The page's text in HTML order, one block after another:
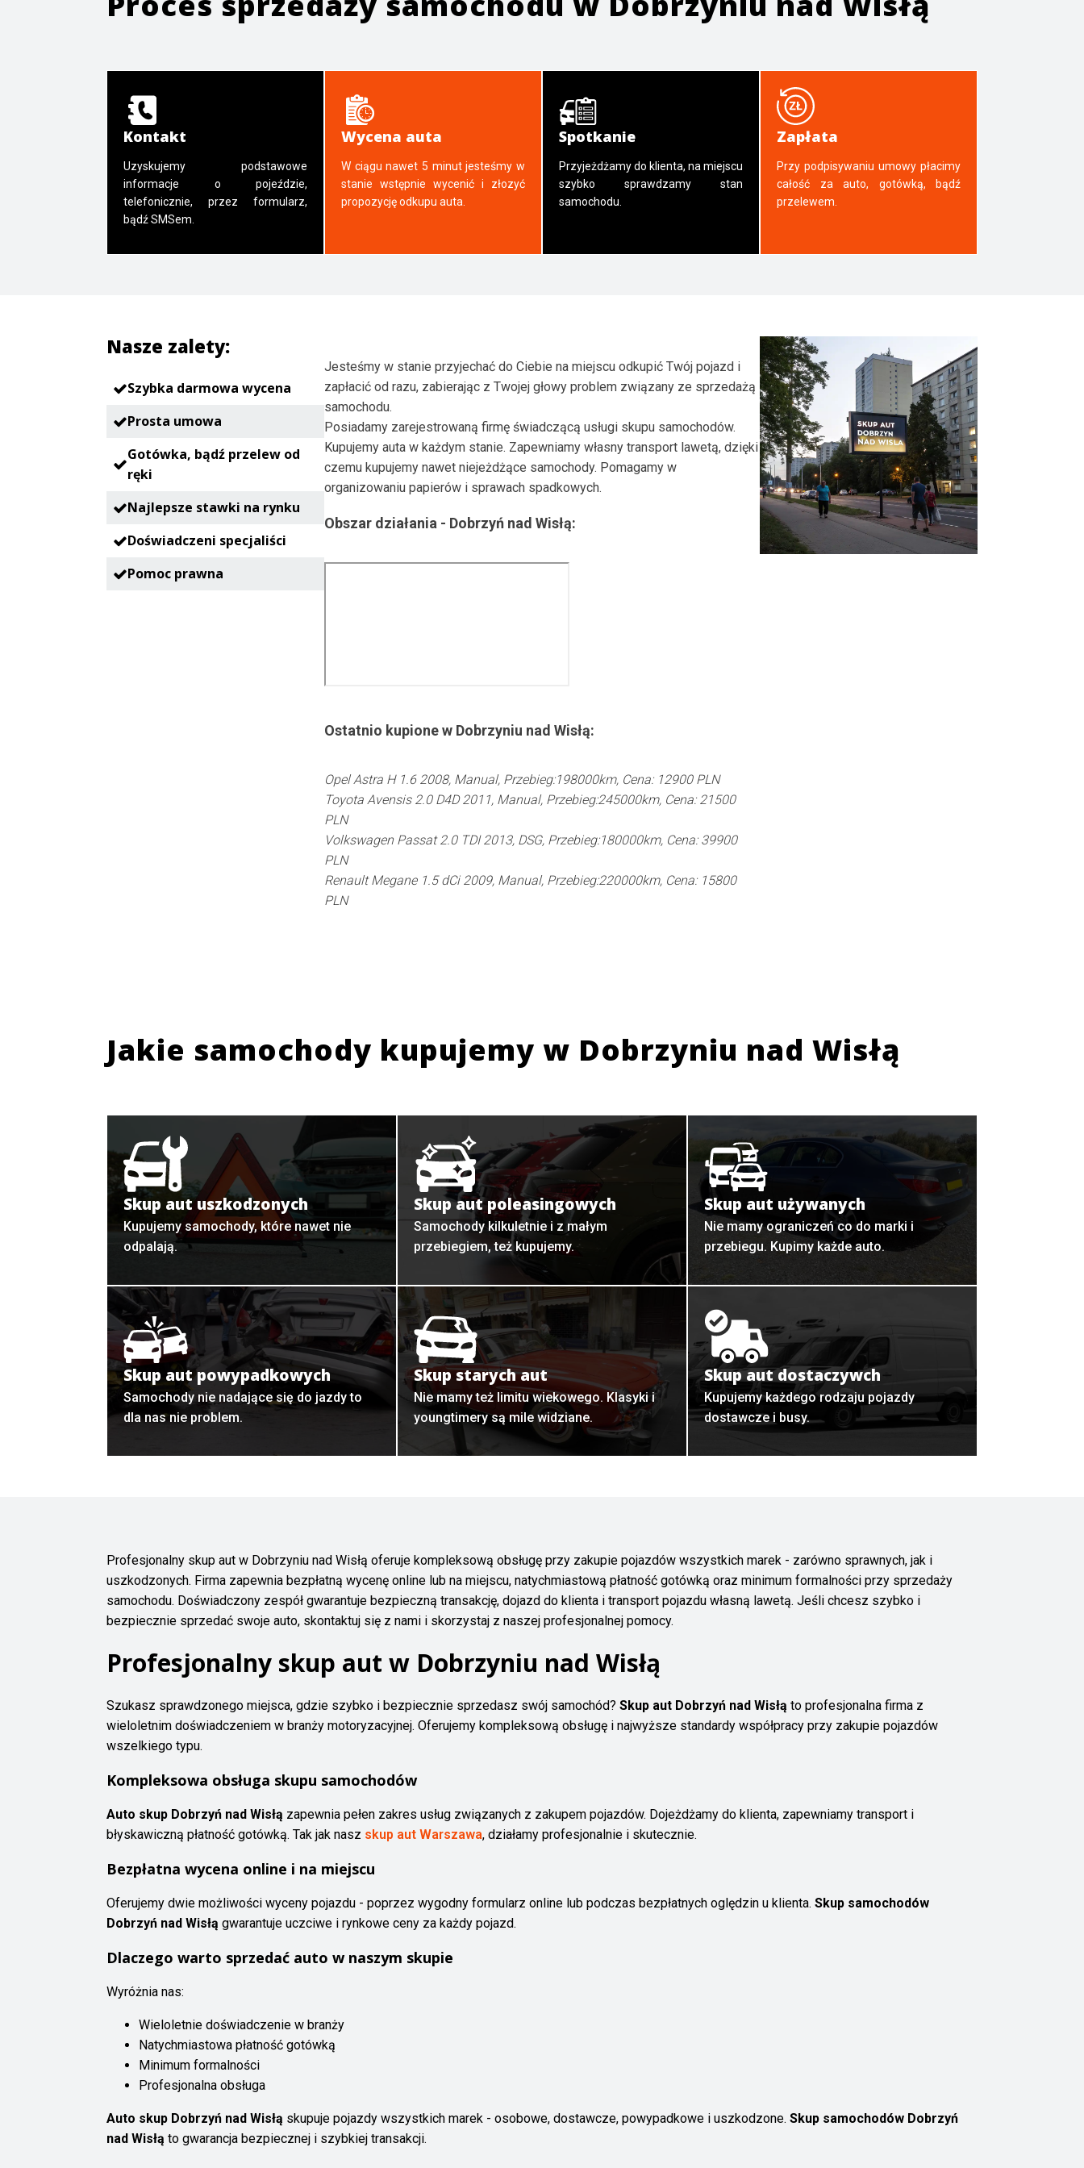
Kontakt
Uzyskujemy podstawowe
informacje o pojeździe,
telefonicznie, przez formularz,
bądź SMSem.
Wycena auta
W ciągu nawet 5 minut jesteśmy w
stanie wstępnie wycenić i złozyć
propozycję odkupu auta.
Spotkanie
Przyjeżdżamy do klienta, na miejscu
szybko sprawdzamy stan
samochodu.
Zapłata
Przy podpisywaniu umowy płacimy
całość za auto, gotówką, bądź
przelewem.
Nasze zalety:
Szybka darmowa wycena
Prosta umowa
Gotówka, bądź przelew od
ręki
Najlepsze stawki na rynku
Doświadczeni specjaliści
Pomoc prawna
Jesteśmy w stanie przyjechać do Ciebie na miejscu odkupić Twój pojazd i
zapłacić od razu, zabierając z Twojej głowy problem związany ze sprzedażą
samochodu.
Posiadamy zarejestrowaną firmę świadczącą usługi skupu samochodów.
Kupujemy auta w każdym stanie. Zapewniamy własny transport lawetą, dzięki
czemu kupujemy nawet niejeżdżące samochody. Pomagamy w
organizowaniu papierów i sprawach spadkowych.
Obszar działania - Dobrzyń nad Wisłą:
Ostatnio kupione w Dobrzyniu nad Wisłą:
Opel Astra H 1.6 2008, Manual, Przebieg:198000km, Cena: 12900 PLN
Toyota Avensis 2.0 D4D 2011, Manual, Przebieg:245000km, Cena: 21500
PLN
Volkswagen Passat 2.0 TDI 2013, DSG, Przebieg:180000km, Cena: 39900
PLN
Renault Megane 1.5 dCi 2009, Manual, Przebieg:220000km, Cena: 15800
PLN
Jakie samochody kupujemy w Dobrzyniu nad Wisłą
Skup aut uszkodzonych
Kupujemy samochody, które nawet nie
odpalają.
Skup aut poleasingowych
Samochody kilkuletnie i z małym
przebiegiem, też kupujemy.
Skup aut używanych
Nie mamy ograniczeń co do marki i
przebiegu. Kupimy każde auto.
Skup aut powypadkowych
Samochody nie nadające się do jazdy to
dla nas nie problem.
Skup starych aut
Nie mamy też limitu wiekowego. Klasyki i
youngtimery są mile widziane.
Skup aut dostaczywch
Kupujemy każdego rodzaju pojazdy
dostawcze i busy.
Profesjonalny skup aut w Dobrzyniu nad Wisłą oferuje kompleksową obsługę przy zakupie pojazdów wszystkich marek - zarówno sprawnych, jak i
uszkodzonych. Firma zapewnia bezpłatną wycenę online lub na miejscu, natychmiastową płatność gotówką oraz minimum formalności przy sprzedaży
samochodu. Doświadczony zespół gwarantuje bezpieczną transakcję, dojazd do klienta i transport pojazdu własną lawetą. Jeśli chcesz szybko i
bezpiecznie sprzedać swoje auto, skontaktuj się z nami i skorzystaj z naszej profesjonalnej pomocy.
Profesjonalny skup aut w Dobrzyniu nad Wisłą
Szukasz sprawdzonego miejsca, gdzie szybko i bezpiecznie sprzedasz swój samochód? Skup aut Dobrzyń nad Wisłą to profesjonalna firma z
wieloletnim doświadczeniem w branży motoryzacyjnej. Oferujemy kompleksową obsługę i najwyższe standardy współpracy przy zakupie pojazdów
wszelkiego typu.
Kompleksowa obsługa skupu samochodów
Auto skup Dobrzyń nad Wisłą zapewnia pełen zakres usług związanych z zakupem pojazdów. Dojeżdżamy do klienta, zapewniamy transport i
błyskawiczną płatność gotówką. Tak jak nasz skup aut Warszawa, działamy profesjonalnie i skutecznie.
Bezpłatna wycena online i na miejscu
Oferujemy dwie możliwości wyceny pojazdu - poprzez wygodny formularz online lub podczas bezpłatnych oględzin u klienta. Skup samochodów
Dobrzyń nad Wisłą gwarantuje uczciwe i rynkowe ceny za każdy pojazd.
Dlaczego warto sprzedać auto w naszym skupie
Wyróżnia nas:
Wieloletnie doświadczenie w branży
Natychmiastowa płatność gotówką
Minimum formalności
Profesjonalna obsługa
Auto skup Dobrzyń nad Wisłą skupuje pojazdy wszystkich marek - osobowe, dostawcze, powypadkowe i uszkodzone. Skup samochodów Dobrzyń
nad Wisłą to gwarancja bezpiecznej i szybkiej transakcji.